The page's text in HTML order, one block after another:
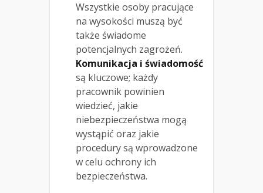
Wszystkie osoby pracujące
na wysokości muszą być
także świadome
potencjalnych zagrożeń.
Komunikacja i świadomość
są kluczowe; każdy
pracownik powinien
wiedzieć, jakie
niebezpieczeństwa mogą
wystąpić oraz jakie
procedury są wprowadzone
w celu ochrony ich
bezpieczeństwa.